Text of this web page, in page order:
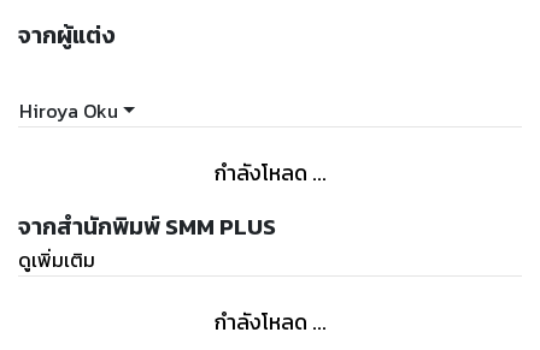
จากผู้แต่ง
Hiroya Oku
กำลังโหลด ...
จากสำนักพิมพ์ SMM PLUS
ดูเพิ่มเติม
กำลังโหลด ...